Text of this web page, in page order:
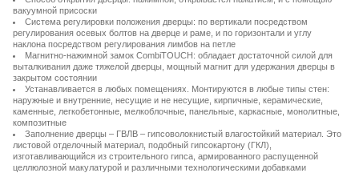
вакуумной присоски
Система регулировки положения дверцы: по вертикали посредством
регулирования осевых болтов на дверце и раме, и по горизонтали и углу
наклона посредством регулирования лимбов на петле
Магнитно-нажимной замок CombiTOUCH: обладает достаточной силой для
выталкивания даже тяжелой дверцы, мощный магнит для удержания дверцы в
закрытом состоянии
Устанавливается в любых помещениях. Монтируются в любые типы стен:
наружные и внутренние, несущие и не несущие, кирпичные, керамические,
каменные, легкобетонные, мелкоблочные, панельные, каркасные, монолитные,
композитные
Заполнение дверцы – ГВЛВ – гипсоволокнистый влагостойкий материал. Это
листовой отделочный материал, подобный гипсокартону (ГКЛ),
изготавливающийся из строительного гипса, армированного распущенной
целлюлозной макулатурой и различными технологическими добавками